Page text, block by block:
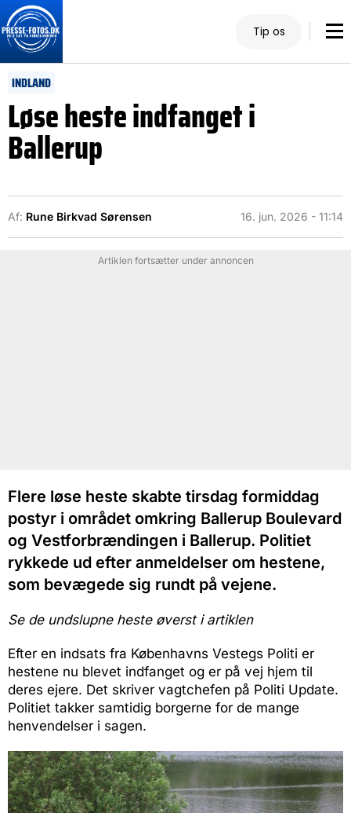
Tip os
INDLAND
Løse heste indfanget i
Ballerup
Af: Rune Birkvad Sørensen 16. jun. 2026 - 11:14
Artiklen fortsætter under annoncen
Flere løse heste skabte tirsdag formiddag
postyr i området omkring Ballerup Boulevard
og Vestforbrændingen i Ballerup. Politiet
rykkede ud efter anmeldelser om hestene,
som bevægede sig rundt på vejene.
Se de undslupne heste øverst i artiklen
Efter en indsats fra Københavns Vestegs Politi er
hestene nu blevet indfanget og er på vej hjem til
deres ejere. Det skriver vagtchefen på Politi Update.
Politiet takker samtidig borgerne for de mange
henvendelser i sagen.